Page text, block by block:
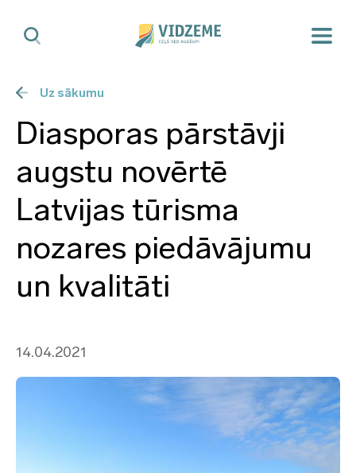
Uz sākumu
Diasporas pārstāvji
augstu novērtē
Latvijas tūrisma
nozares piedāvājumu
un kvalitāti
14.04.2021